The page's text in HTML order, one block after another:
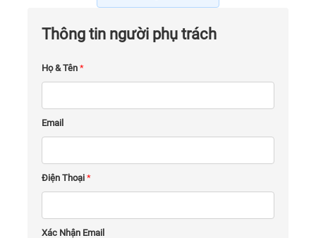
Thông tin người phụ trách
Họ & Tên *
Email
Điện Thoại *
Xác Nhận Email